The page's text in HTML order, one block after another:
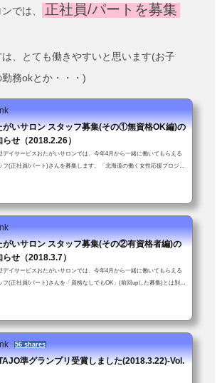
では、 正社員/パートを募集
、とても働きやすいと思います(お子
務okとか・・・)
がいサロン スタッフ募集(その①無資格OK編)の
らせ（2018.2.26）
デイサービスおたがいサロンでは、今年4月から一緒に働いてもらえる
フ(正社員/パート)さんを募集します。「北海道の働く女性応援プロジェ
いません。ただし車の普通免許を持ってて送迎業務に支障がなければ。
中の方も安心。お子さん連れて来ての勤務も可！(いや、むしろ大歓
送迎業務が可能である旨も強調して下さい」とスタッフかわちゃんに
まれた...
がいサロン スタッフ募集(その②有資格者編)の
らせ（2018.3.7）
デイサービスおたがいサロンでは、今年4月から一緒に働いてもらえる
フ(正社員/パート)さんを「資格なしでもOK」(前回upした募集)とは別に
迎業務に支障がないこと。子育て中の方も安心。お子さん連れて来ての
可！(いや、むしろ大歓迎！)「スタッフ募集のお知らせ」ではあります
おたがいサロンってこんなとこだよ」という話でもあります(前回より
と...
56 shares
準グランプリ受賞しました(2018.3.22)-Vol.